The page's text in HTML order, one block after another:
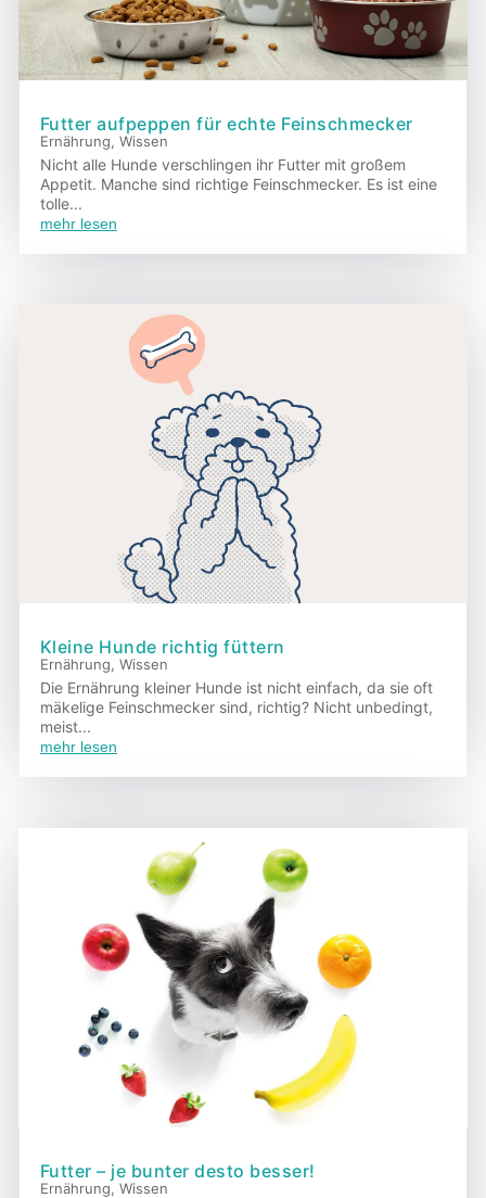
Futter aufpeppen für echte Feinschmecker
Ernährung, Wissen
Nicht alle Hunde verschlingen ihr Futter mit großem
Appetit. Manche sind richtige Feinschmecker. Es ist eine
tolle...
mehr lesen
Kleine Hunde richtig füttern
Ernährung, Wissen
Die Ernährung kleiner Hunde ist nicht einfach, da sie oft
mäkelige Feinschmecker sind, richtig? Nicht unbedingt,
meist...
mehr lesen
Futter – je bunter desto besser!
Ernährung, Wissen